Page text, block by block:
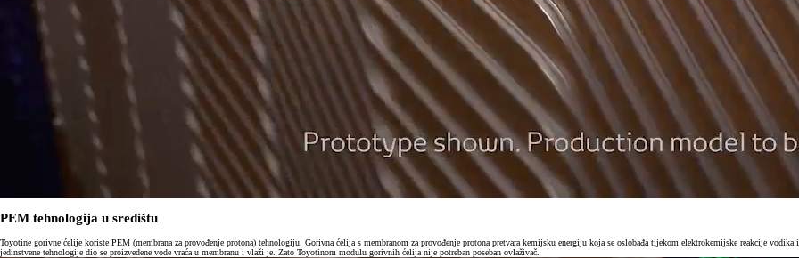
PEM tehnologija u središtu
Toyotine gorivne ćelije koriste PEM (membrana za provođenje protona) tehnologiju. Gorivna ćelija s membranom za provođenje protona pretvara kemijsku energiju koja se oslobađa tijekom elektrokemijske reakcije
jedinstvene tehnologije dio se proizvedene vode vraća u membranu i vlaži je. Zato Toyotinom modulu gorivnih ćelija nije potreban poseban ovlaživač.